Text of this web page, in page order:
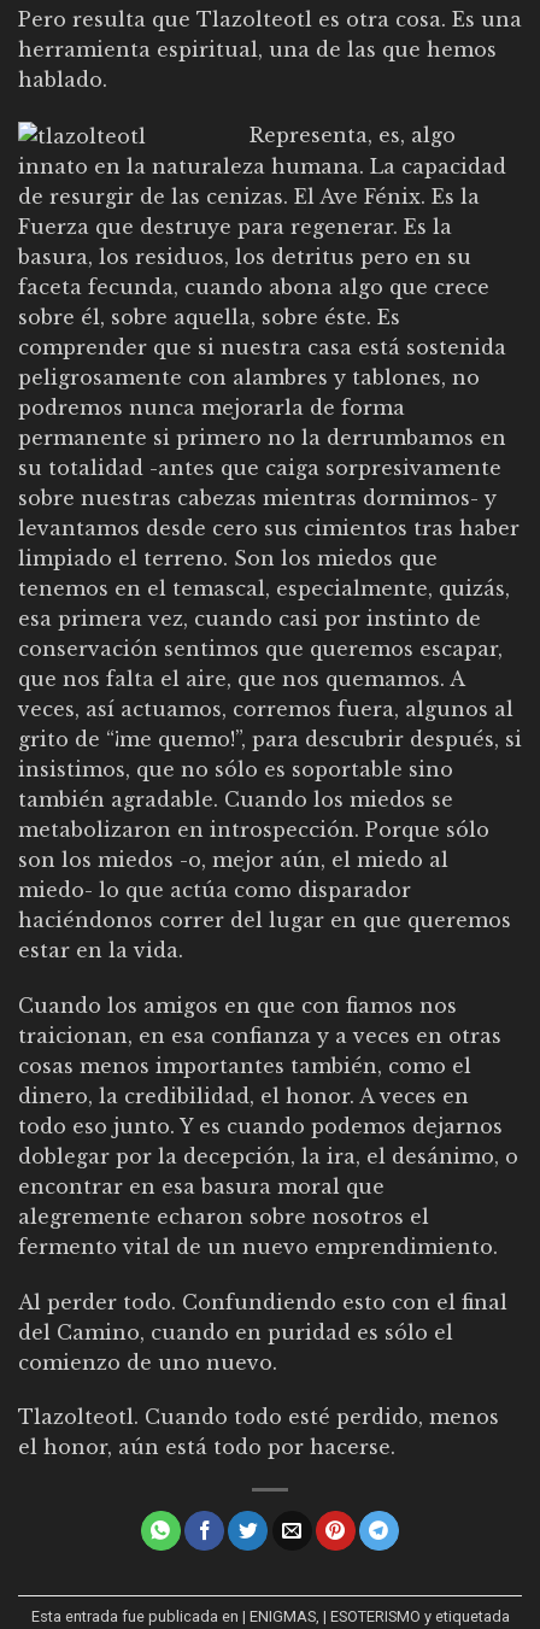
Pero resulta que Tlazolteotl es otra cosa. Es una
herramienta espiritual, una de las que hemos
hablado.
Representa, es, algo
innato en la naturaleza humana. La capacidad
de resurgir de las cenizas. El Ave Fénix. Es la
Fuerza que destruye para regenerar. Es la
basura, los residuos, los detritus pero en su
faceta fecunda, cuando abona algo que crece
sobre él, sobre aquella, sobre éste. Es
comprender que si nuestra casa está sostenida
peligrosamente con alambres y tablones, no
podremos nunca mejorarla de forma
permanente si primero no la derrumbamos en
su totalidad -antes que caiga sorpresivamente
sobre nuestras cabezas mientras dormimos- y
levantamos desde cero sus cimientos tras haber
limpiado el terreno. Son los miedos que
tenemos en el temascal, especialmente, quizás,
esa primera vez, cuando casi por instinto de
conservación sentimos que queremos escapar,
que nos falta el aire, que nos quemamos. A
veces, así actuamos, corremos fuera, algunos al
grito de “¡me quemo!”, para descubrir después, si
insistimos, que no sólo es soportable sino
también agradable. Cuando los miedos se
metabolizaron en introspección. Porque sólo
son los miedos -o, mejor aún, el miedo al
miedo- lo que actúa como disparador
haciéndonos correr del lugar en que queremos
estar en la vida.
Cuando los amigos en que con fiamos nos
traicionan, en esa confianza y a veces en otras
cosas menos importantes también, como el
dinero, la credibilidad, el honor. A veces en
todo eso junto. Y es cuando podemos dejarnos
doblegar por la decepción, la ira, el desánimo, o
encontrar en esa basura moral que
alegremente echaron sobre nosotros el
fermento vital de un nuevo emprendimiento.
Al perder todo. Confundiendo esto con el final
del Camino, cuando en puridad es sólo el
comienzo de uno nuevo.
Tlazolteotl. Cuando todo esté perdido, menos
el honor, aún está todo por hacerse.
Esta entrada fue publicada en | ENIGMAS, | ESOTERISMO y etiquetada